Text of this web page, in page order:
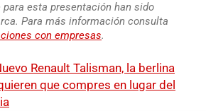
esta presentación han sido
Para más información consulta
con empresas.
Renault Talisman, la berlina
que compres en lugar del